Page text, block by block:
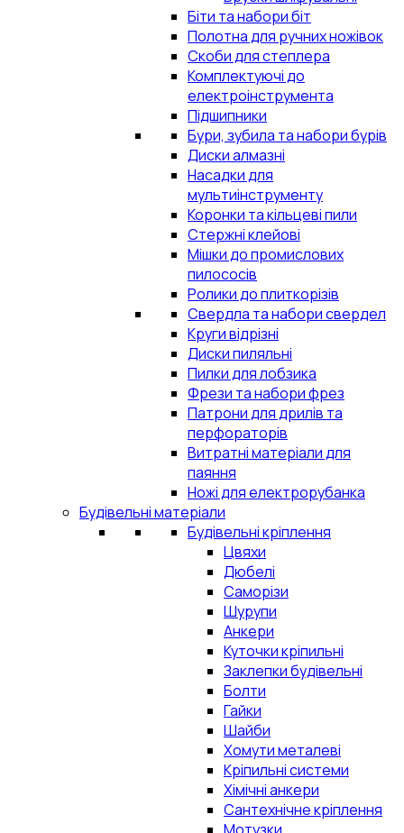
Біти та набори біт
Полотна для ручних ножівок
Скоби для степлера
Комплектуючі до
електроінструмента
Підшипники
Бури, зубила та набори бурів
Диски алмазні
Насадки для
мультиінструменту
Коронки та кільцеві пили
Стержні клейові
Мішки до промислових
пилососів
Ролики до плиткорізів
Свердла та набори свердел
Круги відрізні
Диски пиляльні
Пилки для лобзика
Фрези та набори фрез
Патрони для дрилів та
перфораторів
Витратні матеріали для
паяння
Ножі для електрорубанка
Будівельні матеріали
Будівельні кріплення
Цвяхи
Дюбелі
Саморізи
Шурупи
Анкери
Куточки кріпильні
Заклепки будівельні
Болти
Гайки
Шайби
Хомути металеві
Кріпильні системи
Хімічні анкери
Сантехнічне кріплення